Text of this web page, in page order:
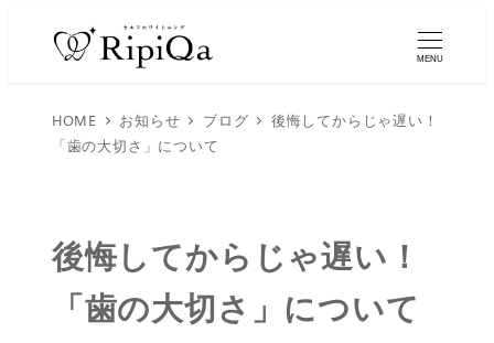
MENU
HOME お知らせ ブログ
後悔してからじゃ遅い！
「歯の大切さ」について
後悔してからじゃ遅い！
「歯の大切さ」について